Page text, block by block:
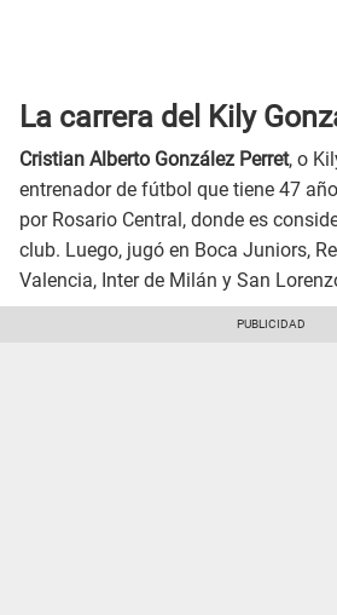
La carrera del Kily
Cristian Alberto González Perret, o
entrenador de fútbol que tiene 47
por Rosario Central, donde es
club. Luego, jugó en Boca Juniors,
Valencia, Inter de Milán y San